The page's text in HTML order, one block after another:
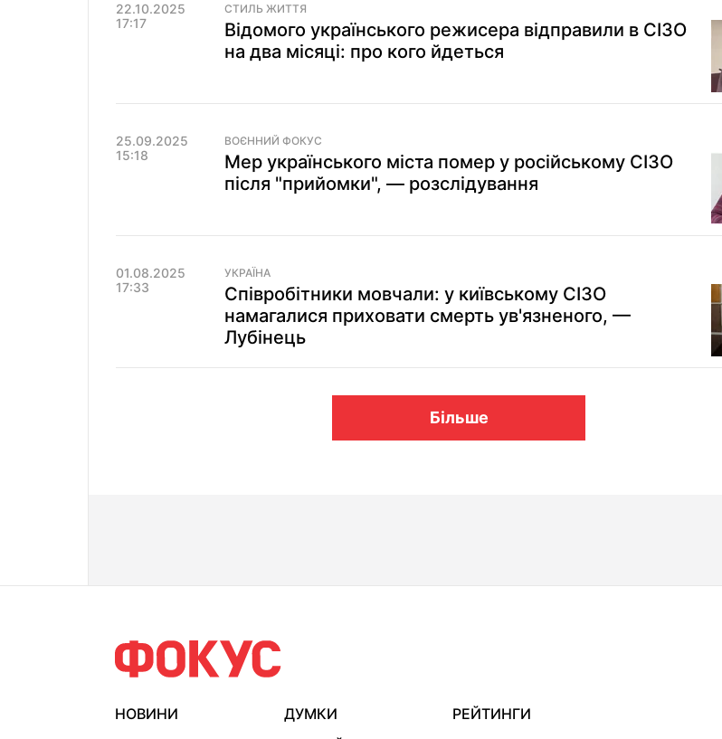
22.10.2025
17:17
СТИЛЬ ЖИТТЯ
Відомого українського режисера відправили в СІЗО
на два місяці: про кого йдеться
25.09.2025
15:18
ВОЄННИЙ ФОКУС
Мер українського міста помер у російському СІЗО
після "прийомки", — розслідування
01.08.2025
17:33
УКРАЇНА
Співробітники мовчали: у київському СІЗО
намагалися приховати смерть ув'язненого, —
Лубінець
Більше
НОВИНИ ДУМКИ
РЕЙТИНГИ